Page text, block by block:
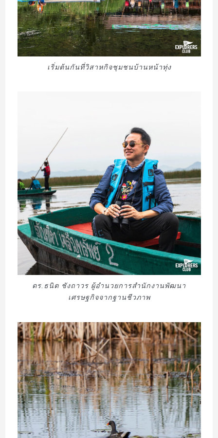
เริ่มต้นกันที่วิสาหกิจชุมชนบ้านหน้าทุ่ง
ดร.ธนิต ชังถาวร ผู้อำนวยการสำนักงานพัฒนา
เศรษฐกิจจากฐานชีวภาพ